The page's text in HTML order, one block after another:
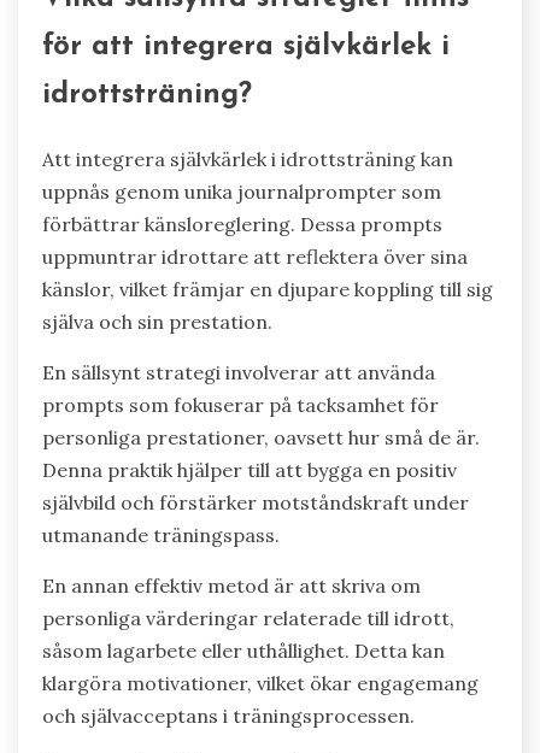
för att integrera självkärlek i
idrottsträning?
Att integrera självkärlek i idrottsträning kan
uppnås genom unika journalprompter som
förbättrar känsloreglering. Dessa prompts
uppmuntrar idrottare att reflektera över sina
känslor, vilket främjar en djupare koppling till sig
själva och sin prestation.
En sällsynt strategi involverar att använda
prompts som fokuserar på tacksamhet för
personliga prestationer, oavsett hur små de är.
Denna praktik hjälper till att bygga en positiv
självbild och förstärker motståndskraft under
utmanande träningspass.
En annan effektiv metod är att skriva om
personliga värderingar relaterade till idrott,
såsom lagarbete eller uthållighet. Detta kan
klargöra motivationer, vilket ökar engagemang
och självacceptans i träningsprocessen.